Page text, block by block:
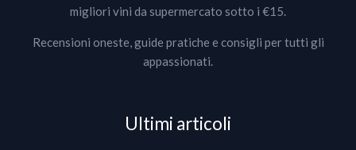
migliori vini da supermercato sotto i €15.
Recensioni oneste, guide pratiche e consigli per tutti gli
appassionati.
Ultimi articoli